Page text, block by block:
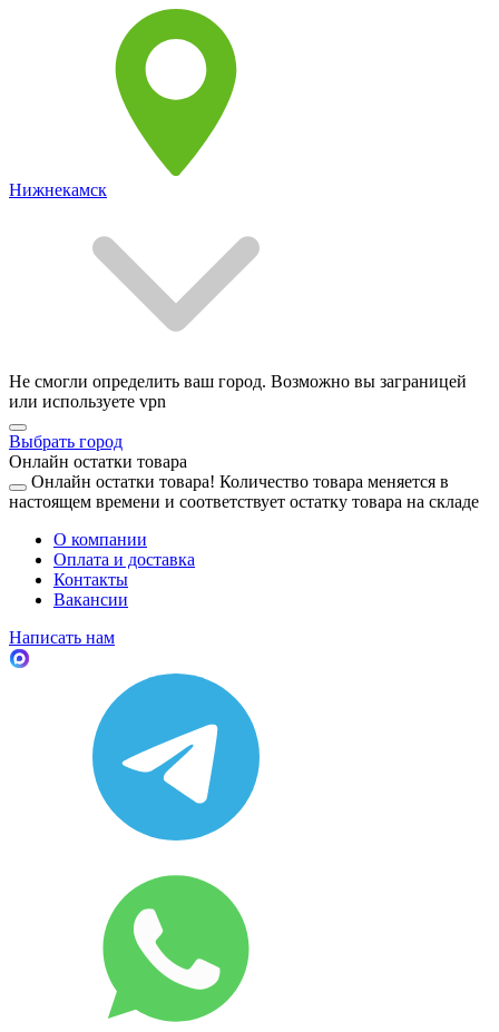
Нижнекамск
Не смогли определить ваш город. Возможно вы заграницей
или используете vpn
Выбрать город
Онлайн остатки товара
Онлайн остатки товара! Количество товара меняется в
настоящем времени и соответствует остатку товара на складе
О компании
Оплата и доставка
Контакты
Вакансии
Написать нам